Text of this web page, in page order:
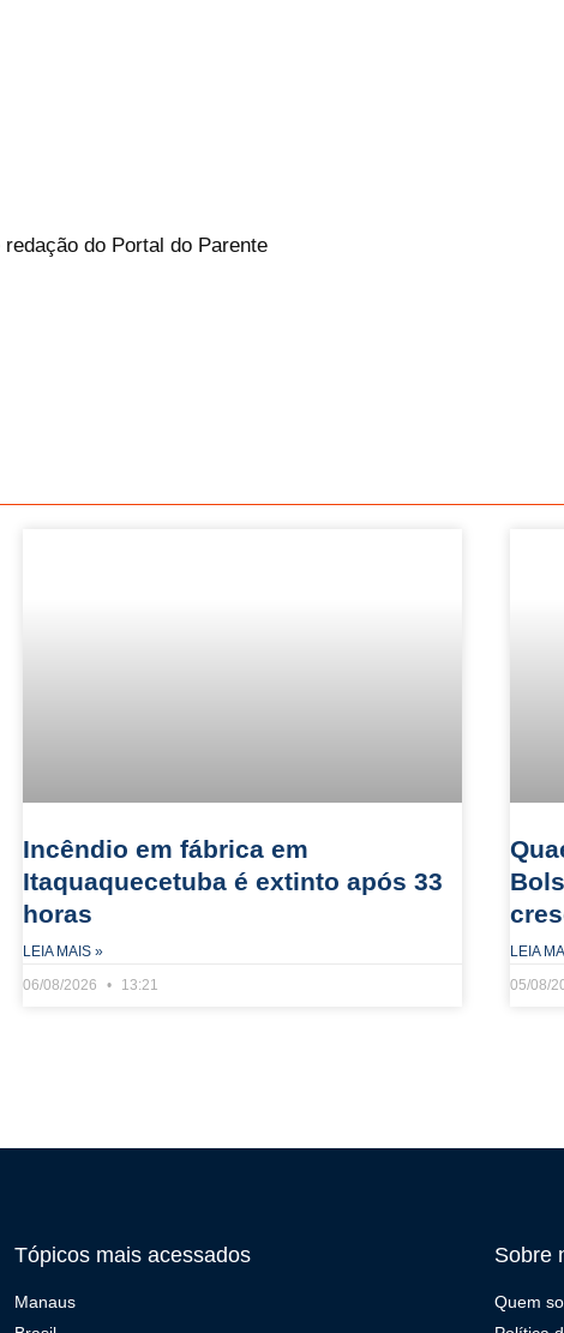
do Portal do Parente
Incêndio em fábrica em
Itaquaquecetuba é extinto após 33
horas
LEIA MAIS »
06/08/2026
13:21
LEIA
05/08/
Tópicos mais acessados
Manaus
Sobre
Quem